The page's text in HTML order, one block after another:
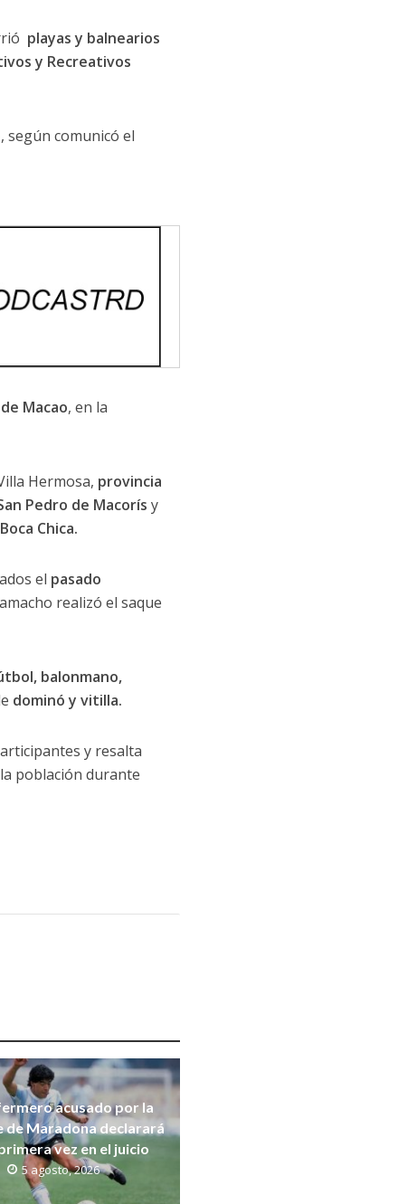
playas y balnearios
y Recreativos
, según comunicó el
Macao, en la
Hermosa, provincia
Pedro de Macorís y
Chica.
el pasado
realizó el saque
balonmano,
dominó y vitilla.
y resalta
población durante
acusado por la
de Maradona declarará
vez en el juicio
5 agosto, 2026